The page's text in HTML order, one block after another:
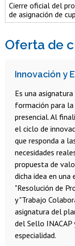
Cierre oficial del
de asignación de
Oferta de
Innovación y
Es una
formación para
presencial. Al
el ciclo de
que responda a
necesidades
propuesta de
dicha idea en una
"Resolución de
y "Trabajo
asignatura del
del Sello
especialidad.